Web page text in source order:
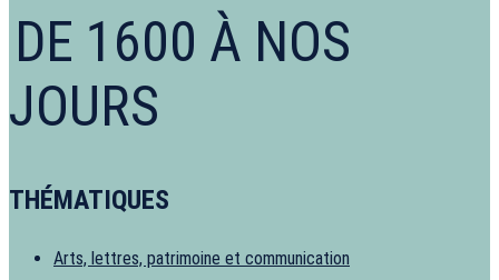
DE 1600 À NOS
JOURS
THÉMATIQUES
Arts, lettres, patrimoine et communication